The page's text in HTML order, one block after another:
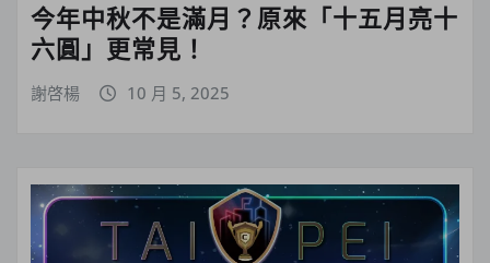
今年中秋不是滿月？原來「十五月亮十
六圓」更常見！
謝啓楊 10 月 5, 2025